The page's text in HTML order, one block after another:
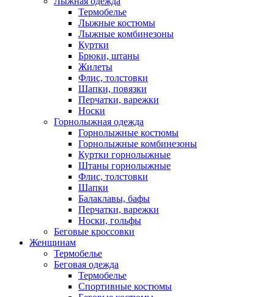
Термобелье
Лыжные костюмы
Лыжные комбинезоны
Куртки
Брюки, штаны
Жилеты
Флис, толстовки
Шапки, повязки
Перчатки, варежки
Носки
Горнолыжная одежда
Горнолыжные костюмы
Горнолыжные комбинезоны
Куртки горнолыжные
Штаны горнолыжные
Флис, толстовки
Шапки
Балаклавы, бафы
Перчатки, варежки
Носки, гольфы
Беговые кроссовки
Женщинам
Термобелье
Беговая одежда
Термобелье
Спортивные костюмы